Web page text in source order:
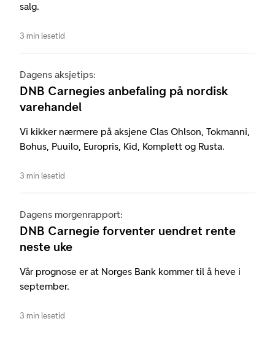
salg.
3 min lesetid
Dagens aksjetips:
DNB Carnegies anbefaling på nordisk
varehandel
Vi kikker nærmere på aksjene Clas Ohlson, Tokmanni,
Bohus, Puuilo, Europris, Kid, Komplett og Rusta.
3 min lesetid
Dagens morgenrapport:
DNB Carnegie forventer uendret rente
neste uke
Vår prognose er at Norges Bank kommer til å heve i
september.
3 min lesetid